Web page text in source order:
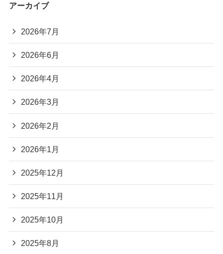
アーカイブ
2026年7月
2026年6月
2026年4月
2026年3月
2026年2月
2026年1月
2025年12月
2025年11月
2025年10月
2025年8月